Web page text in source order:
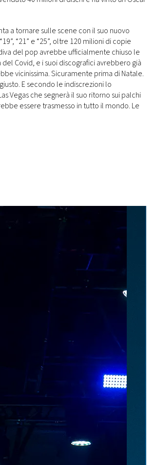
a tornare sulle scene con il suo nuovo
“21” e “25”, oltre 120 milioni di copie
del pop avrebbe ufficialmente chiuso le
Covid, e i suoi discografici avrebbero già
vicinissima. Sicuramente prima di Natale.
E secondo le indiscrezioni lo
Vegas che segnerà il suo ritorno sui palchi
essere trasmesso in tutto il mondo. Le